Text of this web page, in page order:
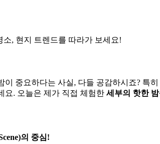
소, 현지 트렌드를 따라가 보세요!
이 중요하다는 사실, 다들 공감하시죠? 특
요. 오늘은 제가 직접 체험한 세부의 핫한
의 중심!